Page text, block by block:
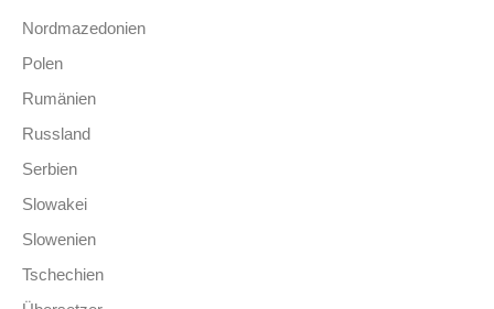
Nordmazedonien
Polen
Rumänien
Russland
Serbien
Slowakei
Slowenien
Tschechien